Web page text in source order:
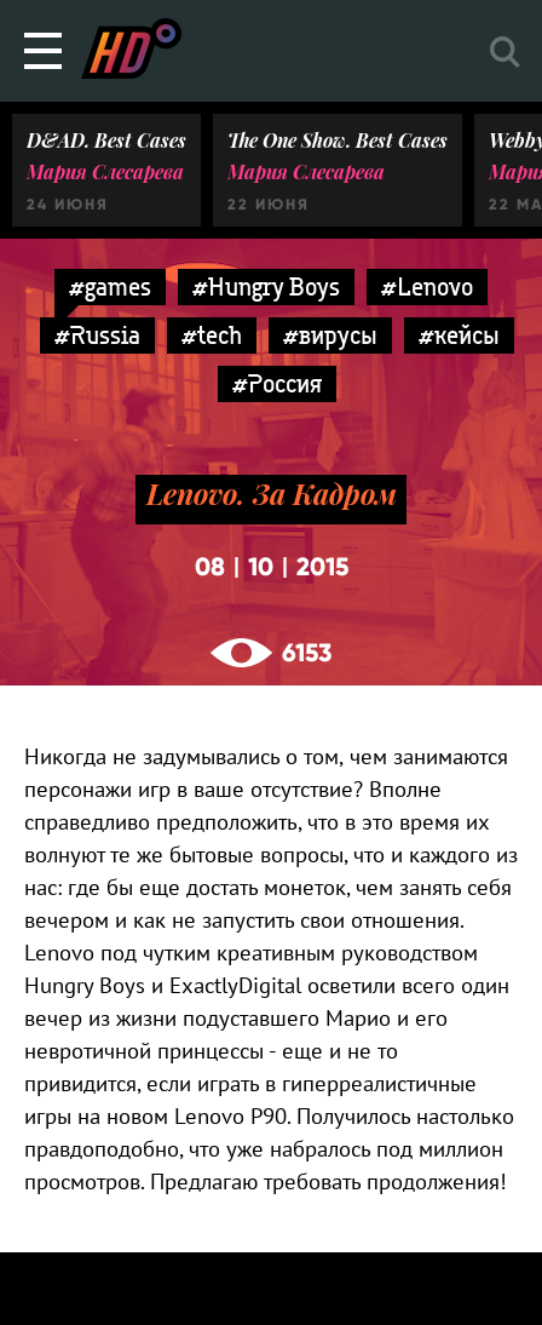
D&AD. Best Cases
Мария Слесарева
24 ИЮНЯ
The One Show. Best Cases
Мария Слесарева
22 ИЮНЯ 22
#games #Hungry Boys
#Lenovo
#Russia
#tech #вирусы
#кейсы
#Россия
Lenovo. За Кадром
08 10 2015
6153
Никогда не задумывались о том, чем занимаются
персонажи игр в ваше отсутствие? Вполне
справедливо предположить, что в это время их
волнуют те же бытовые вопросы, что и каждого из
нас: где бы еще достать монеток, чем занять себя
вечером и как не запустить свои отношения.
Lenovo под чутким креативным руководством
Hungry Boys и ExactlyDigital осветили всего один
вечер из жизни подуставшего Марио и его
невротичной принцессы - еще и не то
привидится, если играть в гиперреалистичные
игры на новом Lenovo Р90. Получилось настолько
правдоподобно, что уже набралось под миллион
просмотров. Предлагаю требовать продолжения!